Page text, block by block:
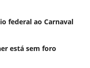
federal ao Carnaval
está sem foro